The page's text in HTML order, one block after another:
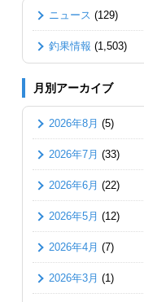
ニュース (129)
釣果情報 (1,503)
月別アーカイブ
2026年8月 (5)
2026年7月 (33)
2026年6月 (22)
2026年5月 (12)
2026年4月 (7)
2026年3月 (1)